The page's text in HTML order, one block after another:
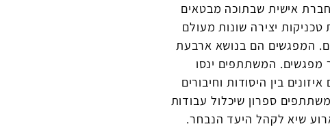
אישית שבתוכה מבטאים
יצירה שונות מעולם
המפגשים הם בנושא ארבעת
מפגשים. המשתתפים ינסו
בין היסודות וחיבורים
ספרון שיכלול עבודות
שיא לקהל היעד הנבחר.